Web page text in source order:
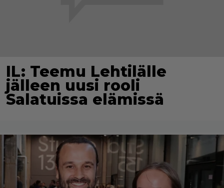
IL: Teemu Lehtilälle
jälleen uusi rooli
Salatuissa elämissä